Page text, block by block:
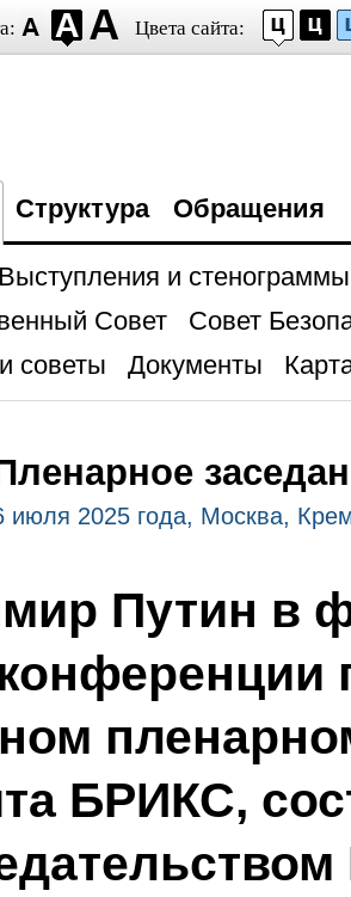
Цвета сайта:
Структура Обращения
Выступления и стенограммы
Совет
Совет
советы
Документы
июля 2025 года, Москва,
Путин в
БРИКС,